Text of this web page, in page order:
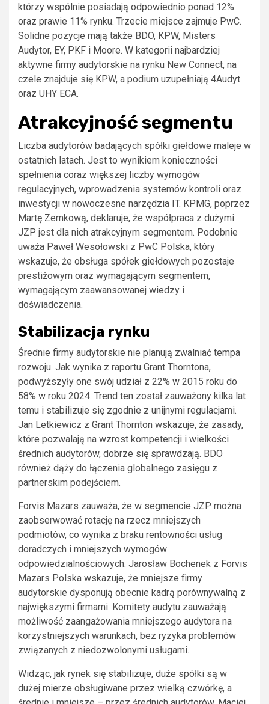
którzy wspólnie posiadają odpowiednio ponad 12%
oraz prawie 11% rynku. Trzecie miejsce zajmuje PwC.
Solidne pozycje mają także BDO, KPW, Misters
Audytor, EY, PKF i Moore. W kategorii najbardziej
aktywne firmy audytorskie na rynku New Connect, na
czele znajduje się KPW, a podium uzupełniają 4Audyt
oraz UHY ECA.
Atrakcyjność segmentu
Liczba audytorów badających spółki giełdowe maleje w
ostatnich latach. Jest to wynikiem konieczności
spełnienia coraz większej liczby wymogów
regulacyjnych, wprowadzenia systemów kontroli oraz
inwestycji w nowoczesne narzędzia IT. KPMG, poprzez
Martę Zemkową, deklaruje, że współpraca z dużymi
JZP jest dla nich atrakcyjnym segmentem. Podobnie
uważa Paweł Wesołowski z PwC Polska, który
wskazuje, że obsługa spółek giełdowych pozostaje
prestiżowym oraz wymagającym segmentem,
wymagającym zaawansowanej wiedzy i
doświadczenia.
Stabilizacja rynku
Średnie firmy audytorskie nie planują zwalniać tempa
rozwoju. Jak wynika z raportu Grant Thorntona,
podwyższyły one swój udział z 22% w 2015 roku do
58% w roku 2024. Trend ten został zauważony kilka lat
temu i stabilizuje się zgodnie z unijnymi regulacjami.
Jan Letkiewicz z Grant Thornton wskazuje, że zasady,
które pozwalają na wzrost kompetencji i wielkości
średnich audytorów, dobrze się sprawdzają. BDO
również dąży do łączenia globalnego zasięgu z
partnerskim podejściem.
Forvis Mazars zauważa, że w segmencie JZP można
zaobserwować rotację na rzecz mniejszych
podmiotów, co wynika z braku rentowności usług
doradczych i mniejszych wymogów
odpowiedzialnościowych. Jarosław Bochenek z Forvis
Mazars Polska wskazuje, że mniejsze firmy
audytorskie dysponują obecnie kadrą porównywalną z
największymi firmami. Komitety audytu zauważają
możliwość zaangażowania mniejszego audytora na
korzystniejszych warunkach, bez ryzyka problemów
związanych z niedozwolonymi usługami.
Widząc, jak rynek się stabilizuje, duże spółki są w
dużej mierze obsługiwane przez wielką czwórkę, a